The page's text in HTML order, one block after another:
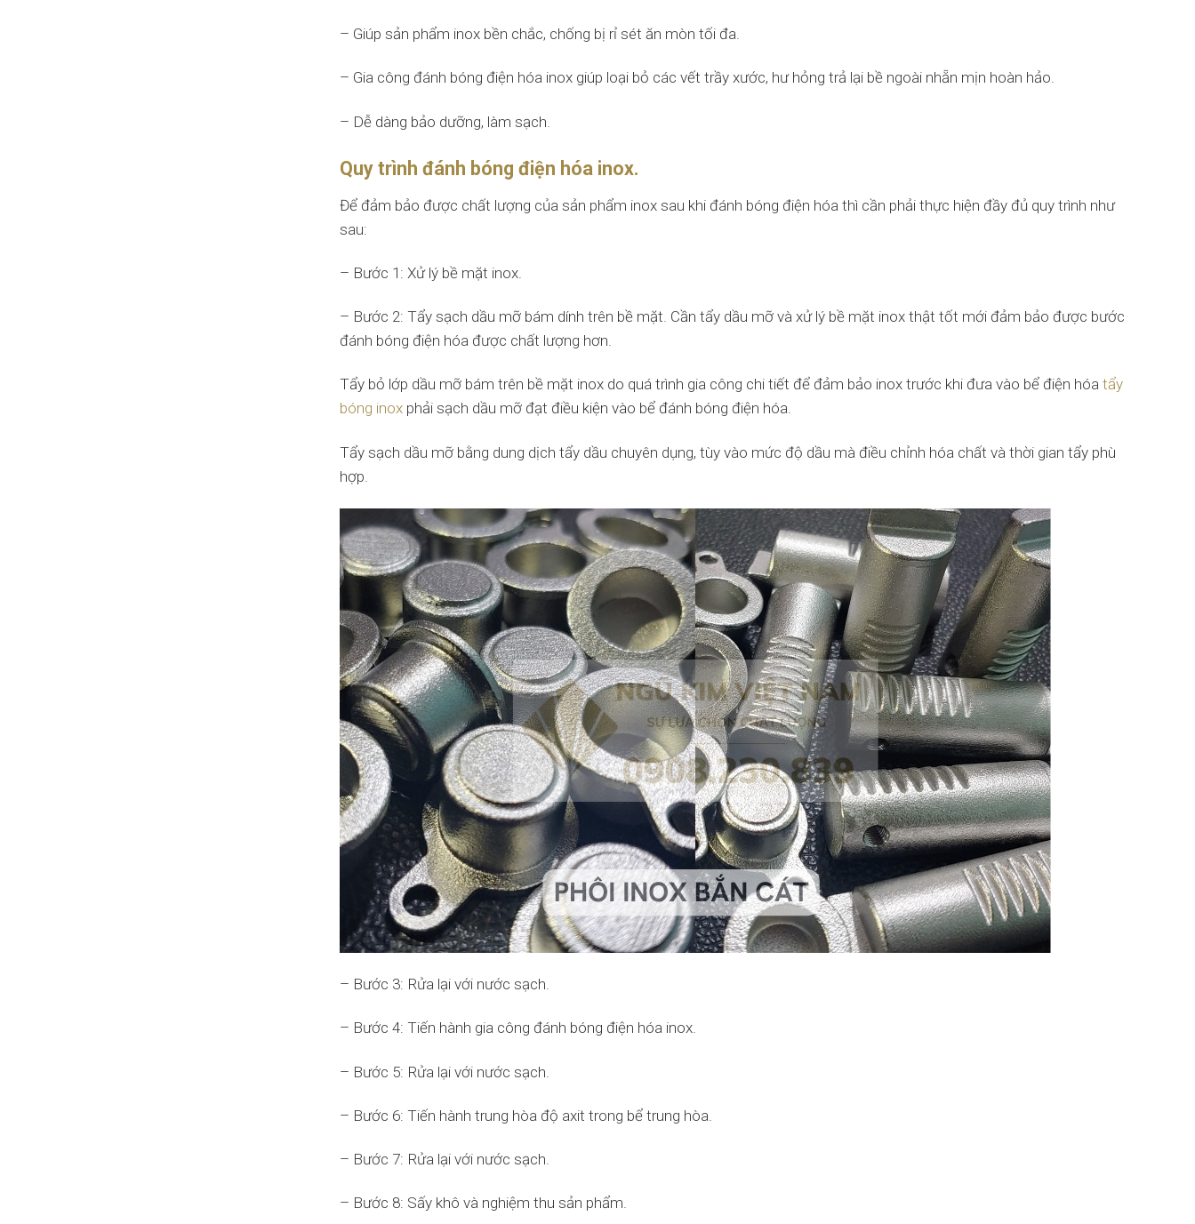
– Giúp sản phẩm inox bền chắc, chống bị rỉ sét ăn mòn tối đa.
– Gia công đánh bóng điện hóa inox giúp loại bỏ các vết trầy xước, hư hỏng trả lại bề ngoài nhẵn mịn hoàn hảo.
– Dễ dàng bảo dưỡng, làm sạch.
Quy trình đánh bóng điện hóa inox.
Để đảm bảo được chất lượng của sản phẩm inox sau khi đánh bóng điện hóa thì cần phải thực hiện đầy đủ quy trình như
sau:
– Bước 1: Xử lý bề mặt inox.
– Bước 2: Tẩy sạch dầu mỡ bám dính trên bề mặt. Cần tẩy dầu mỡ và xử lý bề mặt inox thật tốt mới đảm bảo được bước
đánh bóng điện hóa được chất lượng hơn.
Tẩy bỏ lớp dầu mỡ bám trên bề mặt inox do quá trình gia công chi tiết để đảm bảo inox trước khi đưa vào bể điện hóa tẩy
bóng inox phải sạch dầu mỡ đạt điều kiện vào bể đánh bóng điện hóa.
Tẩy sạch dầu mỡ bằng dung dịch tẩy dầu chuyên dụng, tùy vào mức độ dầu mà điều chỉnh hóa chất và thời gian tẩy phù
hợp.
– Bước 3: Rửa lại với nước sạch.
– Bước 4: Tiến hành gia công đánh bóng điện hóa inox.
– Bước 5: Rửa lại với nước sạch.
– Bước 6: Tiến hành trung hòa độ axit trong bể trung hòa.
– Bước 7: Rửa lại với nước sạch.
– Bước 8: Sấy khô và nghiệm thu sản phẩm.